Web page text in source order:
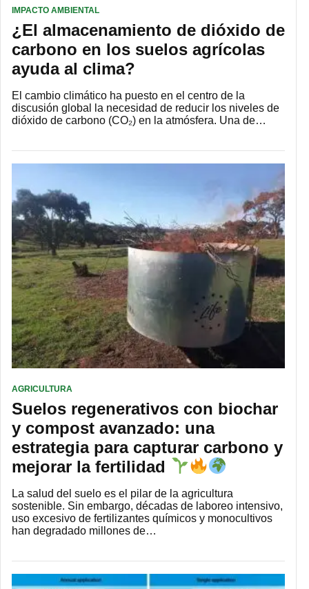
IMPACTO AMBIENTAL
¿El almacenamiento de dióxido de
carbono en los suelos agrícolas
ayuda al clima?
El cambio climático ha puesto en el centro de la
discusión global la necesidad de reducir los niveles de
dióxido de carbono (CO₂) en la atmósfera. Una de…
AGRICULTURA
Suelos regenerativos con biochar
y compost avanzado: una
estrategia para capturar carbono y
mejorar la fertilidad
La salud del suelo es el pilar de la agricultura
sostenible. Sin embargo, décadas de laboreo intensivo,
uso excesivo de fertilizantes químicos y monocultivos
han degradado millones de…